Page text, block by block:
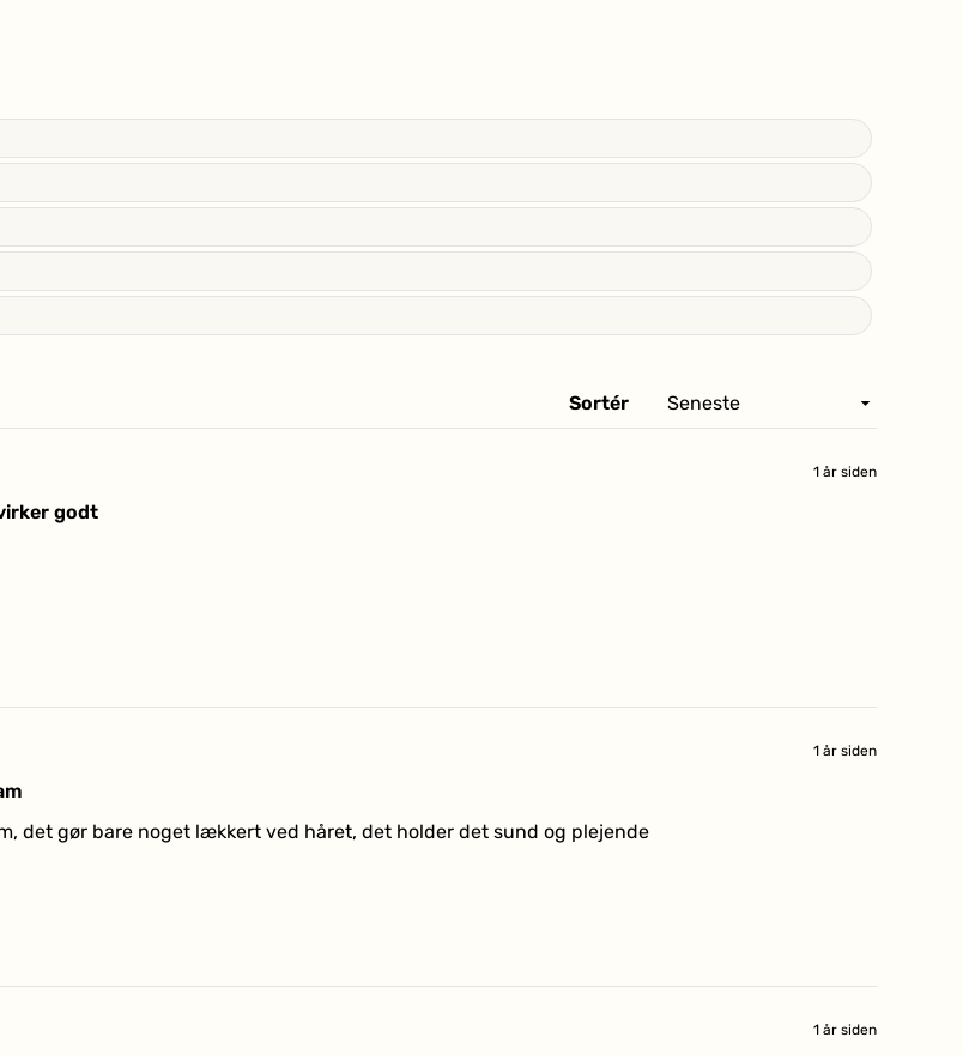
Sortér
1 år siden
godt
1 år siden
det gør bare noget lækkert ved håret, det holder det sund og plejende
1 år siden